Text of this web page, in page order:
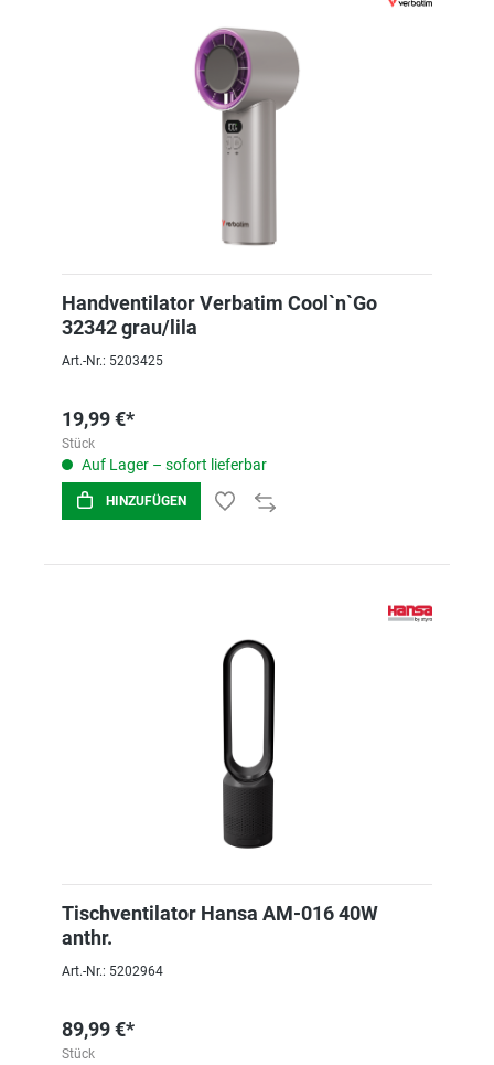
Handventilator Verbatim Cool`n`Go
32342 grau/lila
Art.-Nr.: 5203425
19,99 €*
Stück
Auf Lager – sofort lieferbar
HINZUFÜGEN
Tischventilator Hansa AM-016 40W
anthr.
Art.-Nr.: 5202964
89,99 €*
Stück